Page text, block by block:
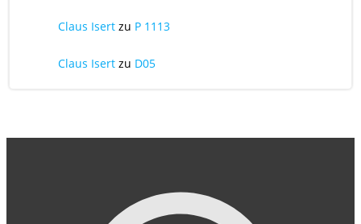
Claus Isert zu P 1113
Claus Isert zu D05